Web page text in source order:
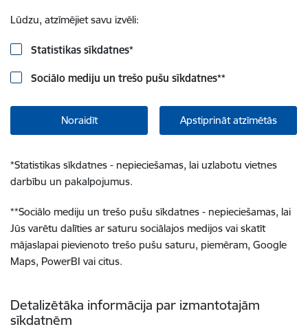
Lūdzu, atzīmējiet savu izvēli:
Statistikas sīkdatnes*
Sociālo mediju un trešo pušu sīkdatnes**
Noraidīt Apstiprināt atzīmētās
*Statistikas sīkdatnes - nepieciešamas, lai uzlabotu vietnes
darbību un pakalpojumus.
**Sociālo mediju un trešo pušu sīkdatnes - nepieciešamas, lai
Jūs varētu dalīties ar saturu sociālajos medijos vai skatīt
mājaslapai pievienoto trešo pušu saturu, piemēram, Google
Maps, PowerBI vai citus.
Detalizētāka informācija par izmantotajām
sīkdatnēm